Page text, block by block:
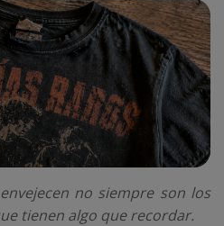
no siempre son los
tienen algo que recordar.